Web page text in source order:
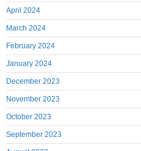
April 2024
March 2024
February 2024
January 2024
December 2023
November 2023
October 2023
September 2023